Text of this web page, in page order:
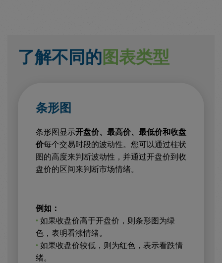
了解不同的图表类型
条形图
条形图显示开盘价、最高价、最低价和收盘
价每个交易时段的波动性。您可以通过柱状
图的高度来判断波动性，并通过开盘价到收
盘价的区间来判断市场情绪。
例如：
• 如果收盘价高于开盘价，则条形图为绿
色，表明看涨情绪。
• 如果收盘价较低，则为红色，表示看跌情
绪。